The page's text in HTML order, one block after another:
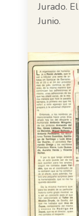
Jurado.
Junio.